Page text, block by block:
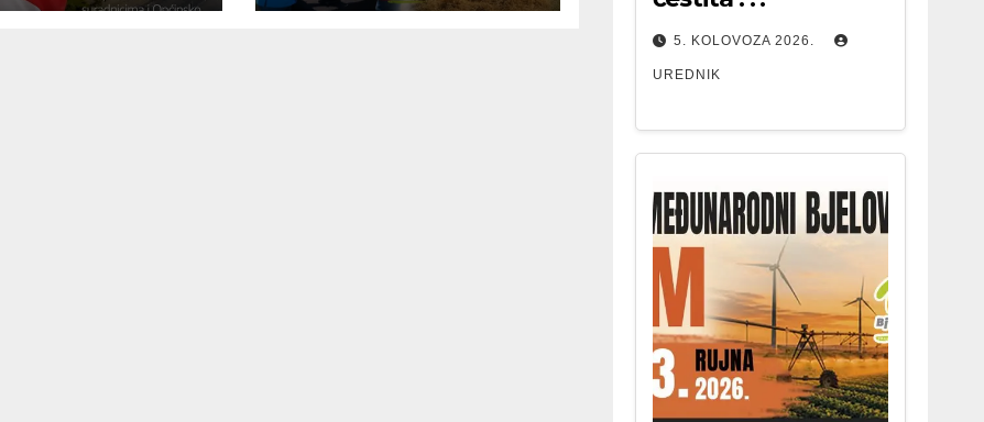
5. KOLOVOZA 2026.
UREDNIK